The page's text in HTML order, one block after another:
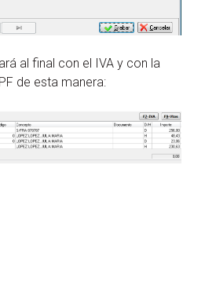
al final con el IVA y con la
de esta manera: